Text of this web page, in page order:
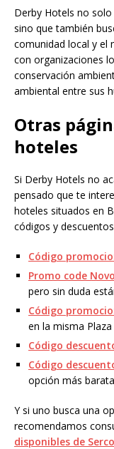
Derby Hotels no
sino que también
comunidad local y el
con organizaciones
conservación
ambiental entre sus
Otras
hoteles
Si Derby Hotels no
pensado que te
hoteles situados en
códigos y
Código
Promo code
pero sin duda
Código
en la misma
Código
Código
opción más
Y si uno busca una
recomendamos
disponibles de